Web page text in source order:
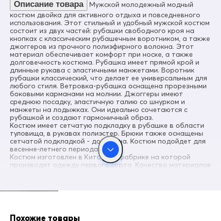
Вид принта
Вафельный - Однотонный - Принт/Логотип
Форма воротника
Классический
Вид одежды
Свободная модель
Стиль
Спортивный, повседневный, вечерний
Особенности модели
Молодежная
Опции капюшона
Без капюшона
Фиксаторы
На брюках/По низу олимпийки
Благодаря универсальной посадке костюм подойдет парням и
мужчинам с различным типом фигур.
Описание товара
Мужской молодежный модный
костюм двойка для активного отдыха и повседневного
использования. Этот стильный и удобный мужской костюм
состоит из двух частей: рубашки свободного кроя на
кнопках с классическим рубашечным воротником, а также
джоггеров из прочного полиэфирного волокна. Этот
материал обеспечивает комфорт при носке, а также
долговечность костюма. Рубашка имеет прямой крой и
длинные рукава с эластичными манжетами. Воротник
рубашки классический, что делает ее универсальным для
любого стиля. Ветровка-рубашка оснащена прорезными
боковыми карманами на молнии. Джоггеры имеют
среднюю посадку, эластичную талию со шнурком и
манжеты на лодыжках. Они идеально сочетаются с
рубашкой и создают гармоничный образ.
Костюм имеет сетчатую подкладку в рубашке в области
туловища, в рукавах полиэстер. Брюки также оснащены
сетчатой подкладкой - до колена. Костюм подойдет для
весенне-летнего периода.
Костюм изготовлен в Китае, на фабрике на которой
производят одежду первого сорта. Качество материалов
использованием рекомендуем отпарить изделие для
Похожие товары